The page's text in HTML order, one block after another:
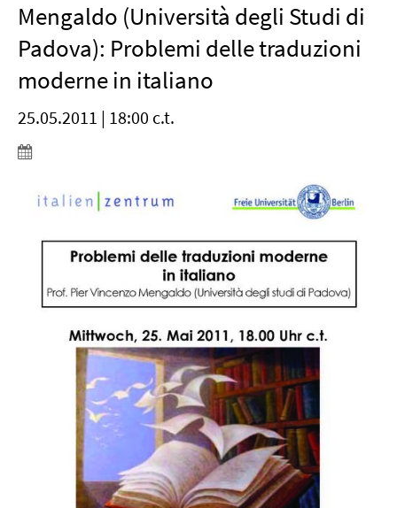
Mengaldo (Università degli Studi di
Padova): Problemi delle traduzioni
moderne in italiano
25.05.2011 | 18:00 c.t.